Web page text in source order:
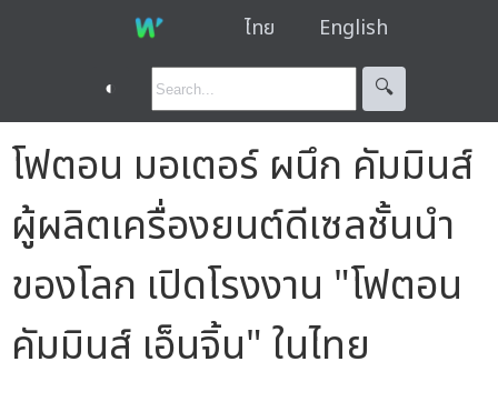
ไทย English
◐ 🔍︎
โฟตอน มอเตอร์ ผนึก คัมมินส์
ผู้ผลิตเครื่องยนต์ดีเซลชั้นนำ
ของโลก เปิดโรงงาน "โฟตอน
คัมมินส์ เอ็นจิ้น" ในไทย